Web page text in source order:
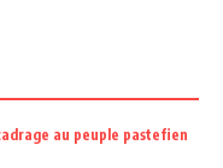
au peuple pastefien